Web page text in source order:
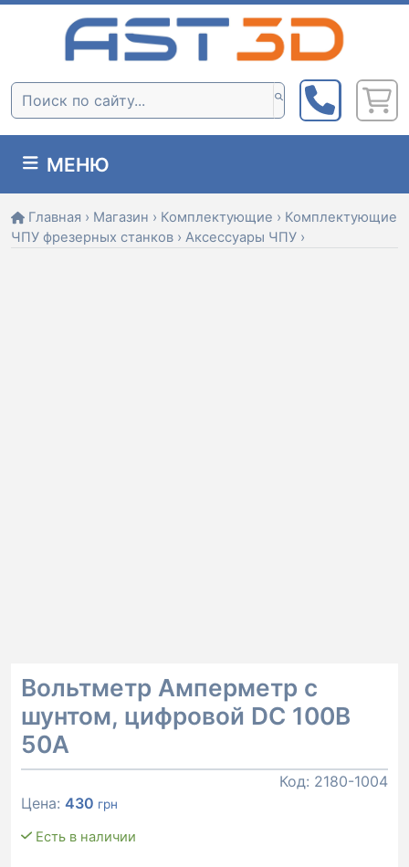
Skip
Поиск:
МЕНЮ
Главная › Магазин › Комплектующие › Комплектующие
ЧПУ фрезерных станков › Аксессуары ЧПУ ›
Вольтметр Амперметр с
шунтом, цифровой DC 100В
50А
Код: 2180-1004
Цена:430 грн
Есть в наличии